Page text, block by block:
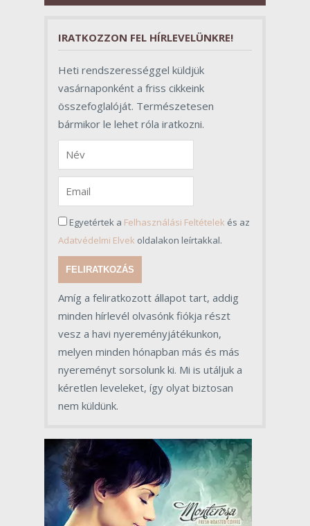
szerepet töltenek be az egész
IRATKOZZON FEL HÍRLEVELÜNKRE!
Heti rendszerességgel küldjük
vasárnaponként a friss cikkeink
összefoglalóját. Természetesen
bármikor le lehet róla iratkozni.
Egyetértek a Felhasználási Feltételek és az
Adatvédelmi Elvek oldalakon leírtakkal.
FELIRATKOZÁS
Amíg a feliratkozott állapot tart, addig
minden hírlevél olvasónk fiókja részt
vesz a havi nyereményjátékunkon,
melyen minden hónapban más és más
nyereményt sorsolunk ki. Mi is utáljuk a
kéretlen leveleket, így olyat biztosan
nem küldünk.